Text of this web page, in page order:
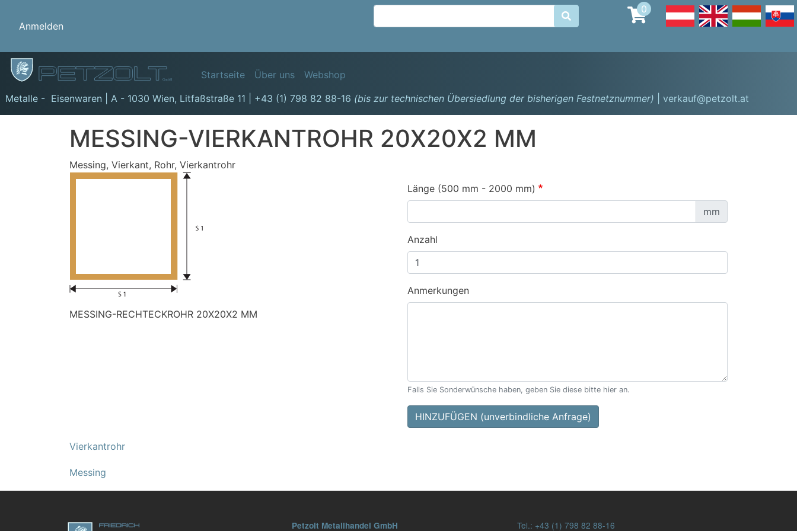
Direkt
Benutzermenü
Anmelden

0
GmbH Hauptnavigation
Startseite Über uns
Webshop
Metalle - Eisenwaren | A - 1030 Wien, Litfaßstraße 11 +43 (1) 798 82 88-16 (bis zur technischen Übersiedlung der bisherigen Festnetznummer) | verkauf@petzolt.at
MESSING-VIERKANTROHR 20X20X2 MM
Messing, Vierkant, Rohr, Vierkantrohr
MESSING-RECHTECKROHR 20X20X2 MM
Länge (500 mm - 2000 mm)
mm
Anzahl
Anmerkungen
Falls Sie Sonderwünsche haben, geben Sie diese bitte hier an.
HINZUFÜGEN (unverbindliche Anfrage)
Vierkantrohr
Messing
Petzolt Metallhandel GmbH Tel.: +43 (1) 798 82 88-16